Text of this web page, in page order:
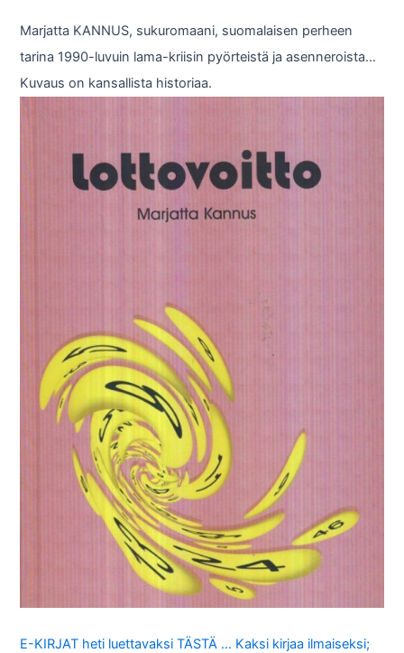
Marjatta KANNUS, sukuromaani, suomalaisen perheen
tarina 1990-luvuin lama-kriisin pyörteistä ja asenneroista…
Kuvaus on kansallista historiaa.
E-KIRJAT heti luettavaksi TÄSTÄ … Kaksi kirjaa ilmaiseksi;